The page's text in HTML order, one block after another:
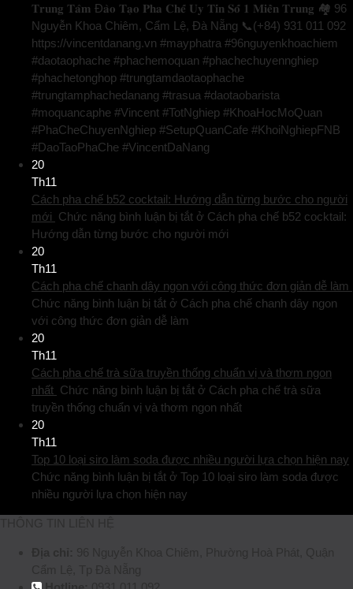
𝐓𝐫𝐮𝐧𝐠 𝐓𝐚̂𝐦 Đ𝐚̀𝐨 𝐓𝐚̣𝐨 𝐏𝐡𝐚 𝐂𝐡𝐞̂́ 𝐔𝐲 𝐓𝐢́𝐧 𝐒𝐨̂́ 𝟏 𝐌𝐢𝐞̂̀𝐧 𝐓𝐫𝐮𝐧𝐠 🏘️ 96
Nguyễn Khoa Chiêm, Cẩm Lệ, Đà Nẵng 📞(+84) 931 011 092
https://vincentdanang.vn #mayphatra #96nguyenkhoachiem
#daotaophache #phachemoquan #phachechuyennghiep
#phachetonghop #trungtamdaotaophache
#trungtamphachedanang #trasua #daotaobarista
#moquancaphe #Vincent #TotNghiep #KhoaHocMoQuan
#PhaCheChuyenNghiep #SetupQuanCafe #KhoiNghiepFNB
#DaoTaoPhaChe #VincentDaNang
20
Th11
Cách pha chế b52 cocktail: Hướng dẫn từng bước cho người
mới Chức năng bình luận bị tắt ở Cách pha chế b52 cocktail:
Hướng dẫn từng bước cho người mới
20
Th11
Cách pha chế chanh dây ngon với công thức đơn giản dễ làm
Chức năng bình luận bị tắt ở Cách pha chế chanh dây ngon
với công thức đơn giản dễ làm
20
Th11
Cách pha chế trà sữa truyền thống chuẩn vị và thơm ngon
nhất Chức năng bình luận bị tắt ở Cách pha chế trà sữa
truyền thống chuẩn vị và thơm ngon nhất
20
Th11
Top 10 loại siro làm soda được nhiều người lựa chọn hiện nay
Chức năng bình luận bị tắt ở Top 10 loại siro làm soda được
nhiều người lựa chọn hiện nay